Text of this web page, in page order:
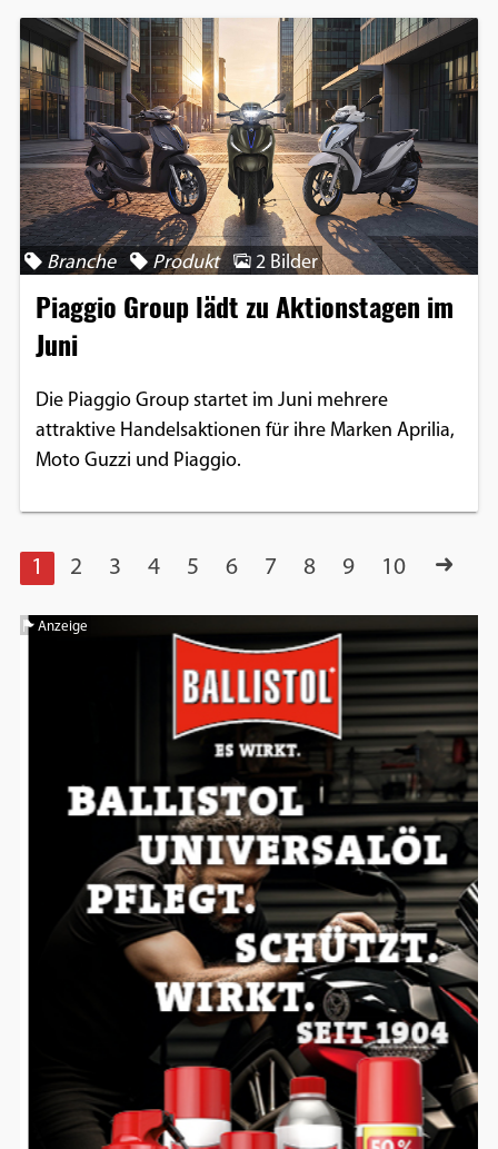
Branche Produkt 2 Bilder
Piaggio Group lädt zu Aktionstagen im
Juni
Die Piaggio Group startet im Juni mehrere
attraktive Handelsaktionen für ihre Marken Aprilia,
Moto Guzzi und Piaggio.
1 2 3 4 5 6 7 8 9 10
Anzeige